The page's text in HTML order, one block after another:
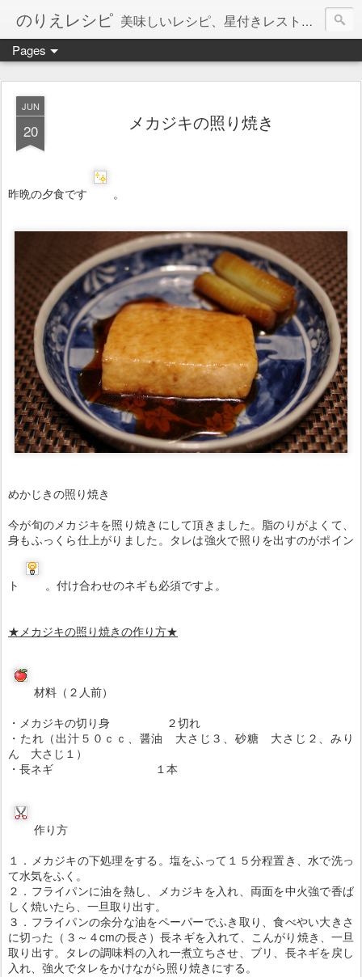
のりえレシピ 美味しいレシピ、星付きレストラン、絶品お取り寄せを紹介しています。
Pages
JUN
20 メカジキの照り焼き
昨晩の夕食です 。
めかじきの照り焼き
今が旬のメカジキを照り焼きにして頂きました。脂のりがよくて、
身もふっくら仕上がりました。タレは強火で照りを出すのがポイン
ト 。付け合わせのネギも必須ですよ。
★メカジキの照り焼きの作り方★
材料（２人前）
・メカジキの切り身 ２切れ
・たれ（出汁５０ｃｃ、醤油 大さじ３、砂糖 大さじ２、みり
ん 大さじ１）
・長ネギ １本
作り方
１．メカジキの下処理をする。塩をふって１５分程置き、水で洗っ
て水気をふく。
２．フライパンに油を熱し、メカジキを入れ、両面を中火強で香ば
しく焼いたら、一旦取り出す。
３．フライパンの余分な油をペーパーでふき取り、食べやい大きさ
に切った（３～４cmの長さ）長ネギを入れて、こんがり焼き、一旦
取り出す。タレの調味料の入れ一煮立ちさせ、ブリ、長ネギを戻し
入れ、強火でタレをかけながら照り焼きにする。